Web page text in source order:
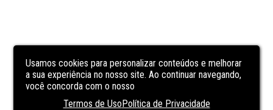
Usamos cookies para personalizar conteúdos e melhorar
a sua experiência no nosso site. Ao continuar navegando,
você concorda com o nosso
Termos de UsoPolítica de Privacidade